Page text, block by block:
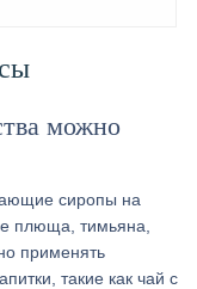
можно
сиропы на
плюща, тимьяна,
применять
такие как чай с